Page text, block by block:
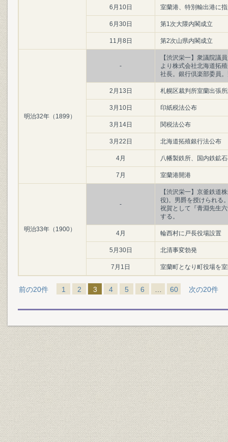
6月10日 室蘭港、特別輸出港に
6月30日 第1次大隈内閣成立
11月8日 第2次山県内閣成立
明治32年（1899）
-
【渋沢栄一】衆議院議
より株式会社北海道拓
社長。銀行倶楽部委員
2月13日 札幌区裁判所室蘭出張
3月10日 印紙税法公布
3月14日 関税法公布
3月22日 北海道拓殖銀行法公布
4月 八幡製鉄所、国内鉄鉱
7月 室蘭港開港
明治33年（1900）
-
【渋沢栄一】京釜鉄道
役)。男爵を授けられる
祝賀として『青淵先生
する。
4月 輪西村に戸長役場設置
5月30日 北清事変勃発
7月1日 室蘭町となり町役場を
前の20件 1 2 3 4 5 6 60 次の20件